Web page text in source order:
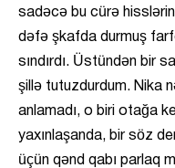
sadəcə bu cürə
dəfə şkafda durmuş
sındırdı. Üstündən bir
şillə tutuzdurdum. Nika
anlamadı, o biri otağa
yaxınlaşanda, bir söz
üçün qənd qabı parlaq